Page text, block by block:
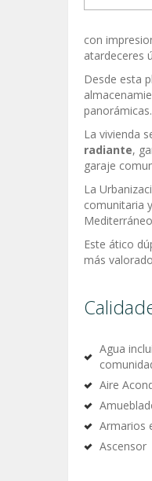
con
atardeceres
Desde esta
panorámicas.
La vivienda
radiante,
garaje
La
comunitaria
Este ático
más
Agua
Aire
Armarios
Ascensor